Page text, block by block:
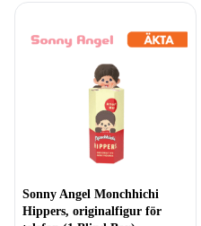
Sonny Angel Monchhichi
Hippers, originalfigur för